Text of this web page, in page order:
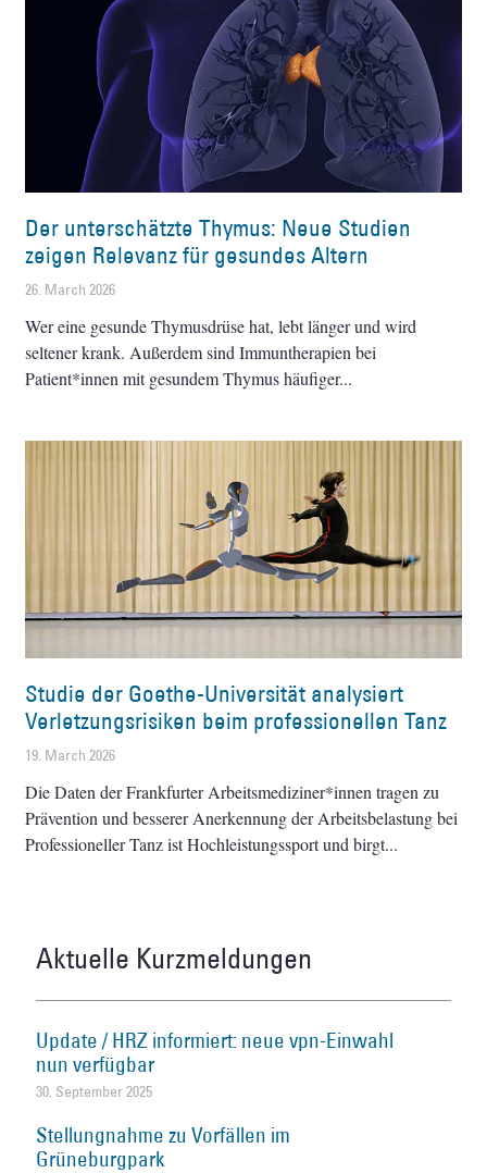
Der unterschätzte Thymus: Neue Studien
zeigen Relevanz für gesundes Altern
26. March 2026
Wer eine gesunde Thymusdrüse hat, lebt länger und wird
seltener krank. Außerdem sind Immuntherapien bei
Patient*innen mit gesundem Thymus häufiger
Studie der Goethe-Universität analysiert
Verletzungsrisiken beim professionellen Tanz
19. March 2026
Die Daten der Frankfurter Arbeitsmediziner*innen tragen zu
Prävention und besserer Anerkennung der Arbeitsbelastung bei
Professioneller Tanz ist Hochleistungssport und birgt
Aktuelle Kurzmeldungen
Update / HRZ informiert: neue vpn-Einwahl
nun verfügbar
30. September 2025
Stellungnahme zu Vorfällen im
Grüneburgpark